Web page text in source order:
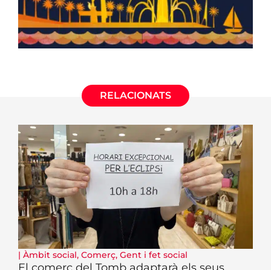
RELACIONATS
| Àmbit social, Comerç, Gent i fet social